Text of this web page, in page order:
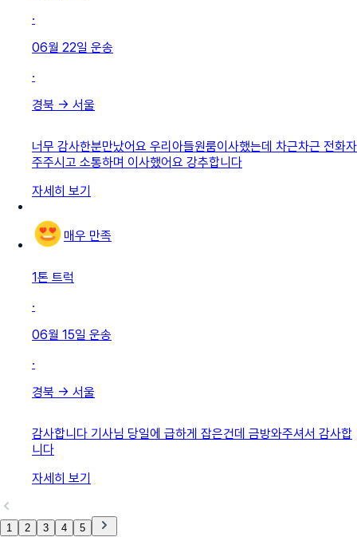
·
06월 22일 운송
·
경북 → 서울
너무 감사한분만났어요 우리아들원룸이사했는데 차근차근 전화자
주주시고 소통하며 이사했어요 강추합니다
자세히 보기
매우 만족
1톤 트럭
·
06월 15일 운송
·
경북 → 서울
감사합니다 기사님 당일에 급하게 잡은건데 금방와주셔서 감사합
니다
자세히 보기
1 2 3 4 5